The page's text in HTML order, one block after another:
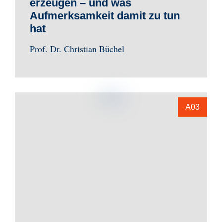
erzeugen – und was
Aufmerksamkeit damit zu tun
hat
Prof. Dr. Christian Büchel
A03